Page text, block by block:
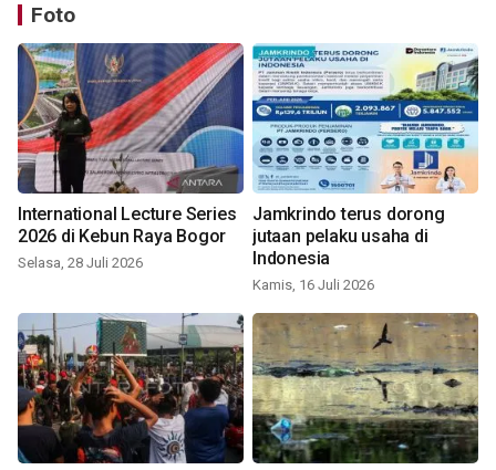
Foto
International Lecture Series
2026 di Kebun Raya Bogor
Selasa, 28 Juli 2026
Jamkrindo terus dorong
jutaan pelaku usaha di
Indonesia
Kamis, 16 Juli 2026